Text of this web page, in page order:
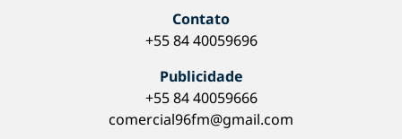
Contato
+55 84 40059696
Publicidade
+55 84 40059666
comercial96fm@gmail.com